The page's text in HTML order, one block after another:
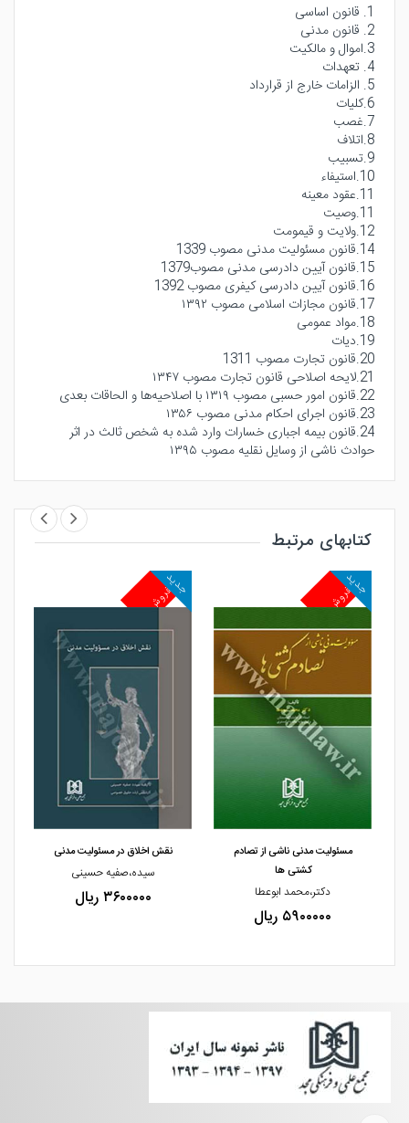
1. قانون اساسی
2. قانون مدنی
3.اموال و مالکیت
4. تعهدات
5. الزامات خارج از قرارداد
6.کلیات
7.غصب
8.اتلاف
9.تسبیب
10.استیفاء
11.عقود معینه
11.وصیت
12.ولایت و قیمومت
14.قانون مسئولیت مدنی مصوب 1339
15.قانون آیین دادرسی مدنی مصوب1379
16.قانون آیین دادرسی کیفری مصوب 1392
17.قانون مجازات اسلامی مصوب ۱۳۹۲
18.مواد عمومی
19.دیات
20.قانون تجارت مصوب 1311
21.لایحه اصلاحی قانون تجارت مصوب ۱۳۴۷
22.قانون امور حسبی مصوب ۱۳۱۹ با اصلاحیه‌ها و الحاقات بعدی
23.قانون اجرای احکام مدنی مصوب ۱۳۵۶
24.قانون بیمه اجباری خسارات وارد شده به شخص ثالث در اثر
حوادث ناشی از وسایل نقلیه مصوب ۱۳۹۵
کتابهای مرتبط
مشاهده و خرید
پرفروش
جدید
مشاهده و خرید
مسئولیت مدنی ناشی از تصادم
کشتی ها
دکتر،محمد ابوعطا
۵۹۰۰۰۰۰ ریال
پرفروش
جدید
نقش اخلاق در مسئولیت مدنی
سیده،صفیه حسینی
۳۶۰۰۰۰۰ ریال